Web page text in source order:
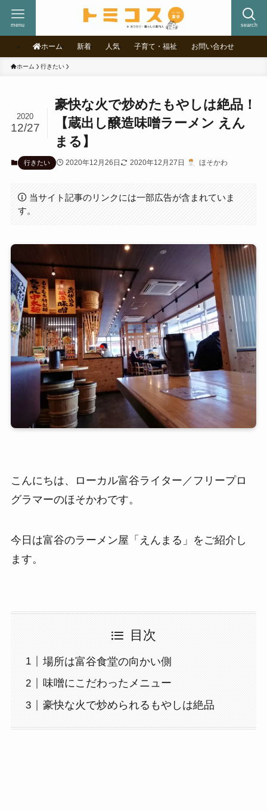
search
menu
ホーム 新着 人気 子育て・福祉 お問い合わせ
ホーム 行きたい
豪快な火で炒めたもやしは絶品！
【蔵出し醸造味噌ラーメン えん
まる】
2020
12/27
行きたい 2020年12月26日 2020年12月27日 ほそかわ
当サイト記事のリンクには一部広告が含まれていま
す。
こんにちは、ローカル富谷ライター／フリープロ
グラマーのほそかわです。
今日は富谷のラーメン屋「えんまる」をご紹介し
ます。
目次
場所は富谷食堂の向かい側
味噌にこだわったメニュー
豪快な火で炒められるもやしは絶品